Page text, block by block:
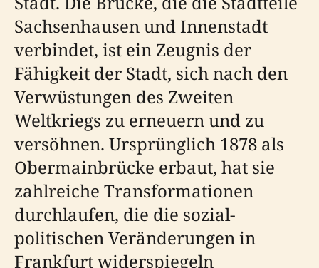
Sachsenhausen und Innenstadt
verbindet, ist ein Zeugnis der
Fähigkeit der Stadt, sich nach den
Verwüstungen des Zweiten
Weltkriegs zu erneuern und zu
versöhnen. Ursprünglich 1878 als
Obermainbrücke erbaut, hat sie
zahlreiche Transformationen
durchlaufen, die die sozial-
politischen Veränderungen in
Frankfurt widerspiegeln